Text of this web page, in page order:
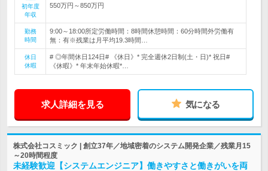
初年度
年収
550万円～850万円
勤務
時間
9:00～18:00所定労働時間：8時間休憩時間：60分時間外労働有
無：有※残業は月平均19.3時間…
休日
休暇
# ◎年間休日124日# 《休日》* 完全週休2日制(土・日)* 祝日#
《休暇》* 年末年始休暇*…
求人詳細を見る 気になる
株式会社コスミック | 創立37年／地域密着のシステム開発企業／残業月15
～20時間程度
未経験歓迎【システムエンジニア】働きやすさと働きがいを両